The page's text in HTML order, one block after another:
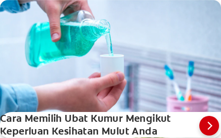
Cara Memilih Ubat Kumur Mengikut
Keperluan Kesihatan Mulut Anda